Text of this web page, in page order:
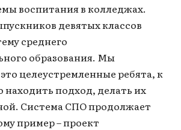
воспитания в колледжах.
девятых классов
среднего
образования. Мы
целеустремленные ребята, к
подход, делать их
Система СПО продолжает
пример – проект